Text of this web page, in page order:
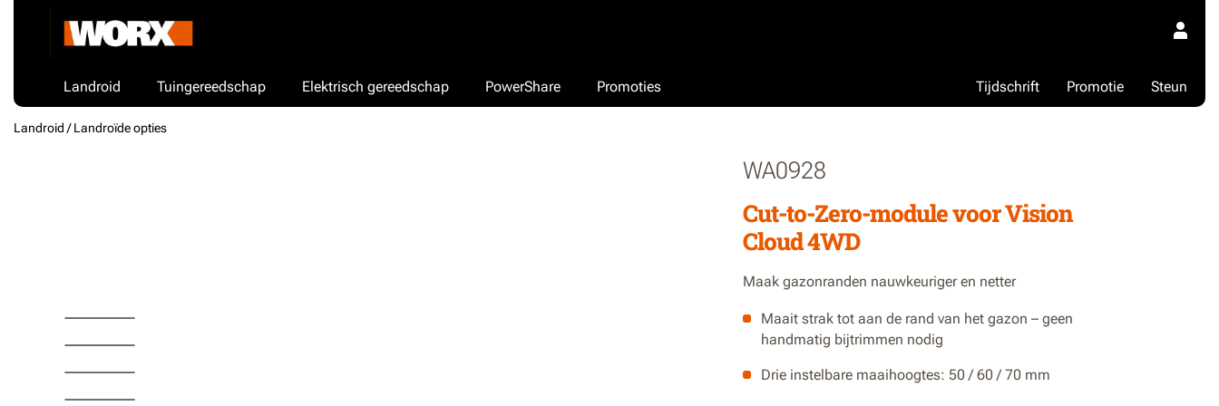
Landroid Tuingereedschap Elektrisch gereedschap PowerShare Promoties Steun
Promotie
Tijdschrift
Landroid /Landroïde opties
WA0928
Cut-to-Zero-module voor Vision
Cloud 4WD
Maak gazonranden nauwkeuriger en netter
Maait strak tot aan de rand van het gazon – geen
handmatig bijtrimmen nodig
Drie instelbare maaihoogtes: 50 / 60 / 70 mm